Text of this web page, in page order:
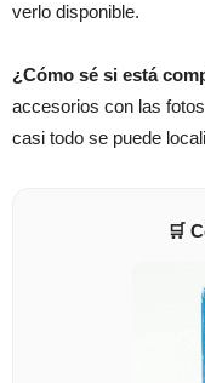
verlo disponible.
¿Cómo sé si está
accesorios con las
casi todo se puede
🛒